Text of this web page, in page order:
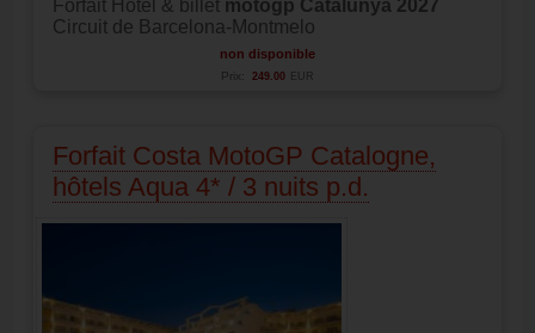
Forfait Hôtel & billet motogp Catalunya 2027
Circuit de Barcelona-Montmelo
non disponible
Prix: 249.00 EUR
Forfait Costa MotoGP Catalogne,
hôtels Aqua 4* / 3 nuits p.d.